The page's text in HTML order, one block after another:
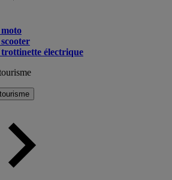
trottinette électrique